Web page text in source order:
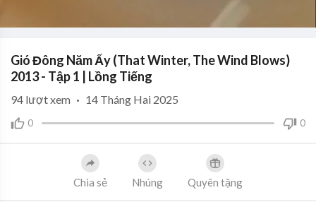
Gió Đông Năm Ấy (That Winter, The Wind Blows)
2013 - Tập 1 | Lồng Tiếng
0 0
94 lượt xem · 14 Tháng Hai 2025
Chia sẻ Nhúng Quyên tặng